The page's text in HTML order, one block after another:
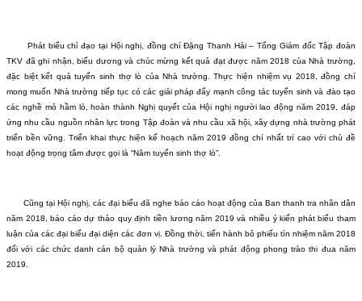
Phát biểu chỉ đạo tại Hội nghị, đồng chí Đặng Thanh Hải – Tổng Giám đốc Tập đoàn
TKV đã ghi nhận, biểu dương và chúc mừng kết quả đạt được năm 2018 của Nhà trường,
đặc biệt kết quả tuyển sinh thợ lò của Nhà trường. Thực hiện nhiệm vụ 2018, đồng chí
mong muốn Nhà trường tiếp tục có các giải pháp đẩy mạnh công tác tuyển sinh và đào tạo
các nghề mỏ hầm lò, hoàn thành Nghị quyết của Hội nghị người lao động năm 2019, đáp
ứng nhu cầu nguồn nhân lực trong Tập đoàn và nhu cầu xã hội, xây dựng nhà trường phát
triển bền vững. Triển khai thực hiện kế hoạch năm 2019 đồng chí nhất trí cao với chủ đề
hoạt động trọng tâm được gọi là “Năm tuyển sinh thợ lò”.
Cũng tại Hội nghị, các đại biểu đã nghe báo cáo hoạt động của Ban thanh tra nhân dân
năm 2018, báo cáo dự thảo quy định tiền lương năm 2019 và nhiều ý kiến phát biểu tham
luận của các đại biểu đại diện các đơn vị. Đồng thời, tiến hành bỏ phiếu tín nhiệm năm 2018
đối với các chức danh cán bộ quản lý Nhà trường và phát động phong trào thi đua năm
2019.